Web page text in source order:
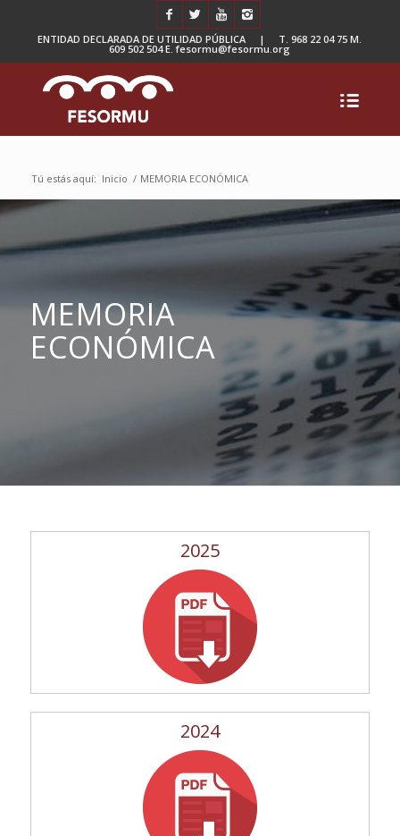
ENTIDAD DECLARADA DE UTILIDAD PÚBLICA | T. 968 22 04 75 M.
609 502 504 E. fesormu@fesormu.org
Tú estás aquí: Inicio / MEMORIA ECONÓMICA
MEMORIA
ECONÓMICA
2025
2024